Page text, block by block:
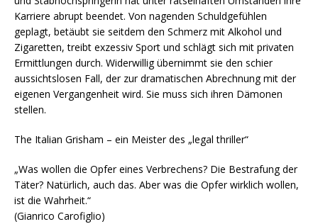
Karriere abrupt beendet. Von nagenden Schuldgefühlen
geplagt, betäubt sie seitdem den Schmerz mit Alkohol und
Zigaretten, treibt exzessiv Sport und schlägt sich mit privaten
Ermittlungen durch. Widerwillig übernimmt sie den schier
aussichtslosen Fall, der zur dramatischen Abrechnung mit der
eigenen Vergangenheit wird. Sie muss sich ihren Dämonen
stellen.
The Italian Grisham – ein Meister des „legal thriller“
„Was wollen die Opfer eines Verbrechens? Die Bestrafung der
Täter? Natürlich, auch das. Aber was die Opfer wirklich wollen,
ist die Wahrheit.“
(Gianrico Carofiglio)